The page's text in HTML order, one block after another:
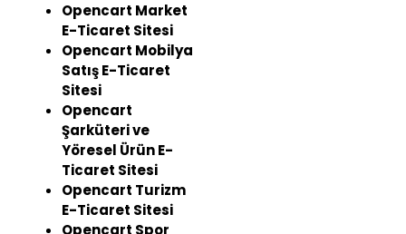
Opencart Market
E-Ticaret Sitesi
Opencart Mobilya
Satış E-Ticaret
Sitesi
Opencart
Şarküteri ve
Yöresel Ürün E-
Ticaret Sitesi
Opencart Turizm
E-Ticaret Sitesi
Opencart Spor